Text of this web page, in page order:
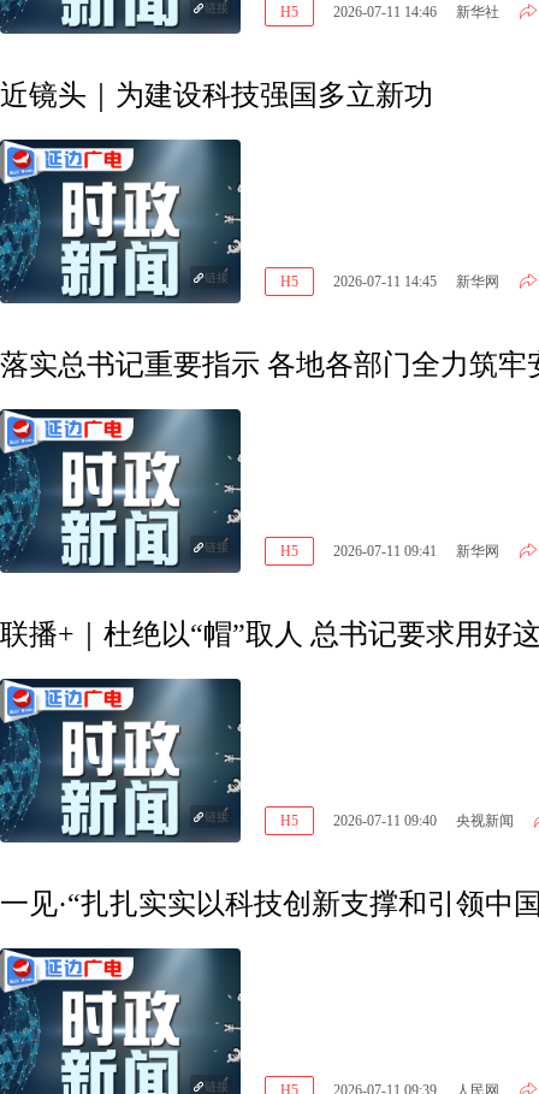
链接 H5 2026-07-11 14:46 新华社
近镜头｜为建设科技强国多立新功
链接 H5 2026-07-11 14:45 新华网
落实总书记重要指示 各地各部门全力筑牢
链接 H5 2026-07-11 09:41 新华网
联播+｜杜绝以“帽”取人 总书记要求用好
链接 H5 2026-07-11 09:40 央视新闻
一见·“扎扎实实以科技创新支撑和引领中
链接 H5 2026-07-11 09:39 人民网